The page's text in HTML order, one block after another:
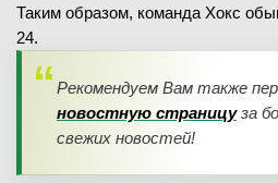
Таким образом, команда Хокс
24.
Рекомендуем Вам также
новостную страницуза
свежих новостей!